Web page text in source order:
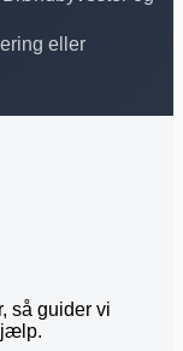
eller
så guider vi